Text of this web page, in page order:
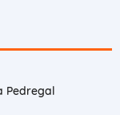
Pedregal